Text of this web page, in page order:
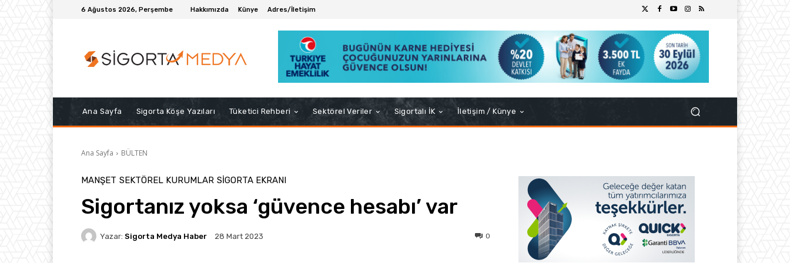
6 Ağustos 2026, Perşembe Hakkımızda Künye Adres/İletişim
Ana Sayfa Sigorta Köşe Yazıları Tüketici Rehberi Sektörel Veriler Sigortalı İK İletişim / Künye
Ana Sayfa BÜLTEN
MANŞET SEKTÖREL KURUMLAR SIGORTA EKRANI
Sigortanız yoksa ‘güvence hesabı’ var
Yazar: Sigorta Medya Haber 28 Mart 2023 0